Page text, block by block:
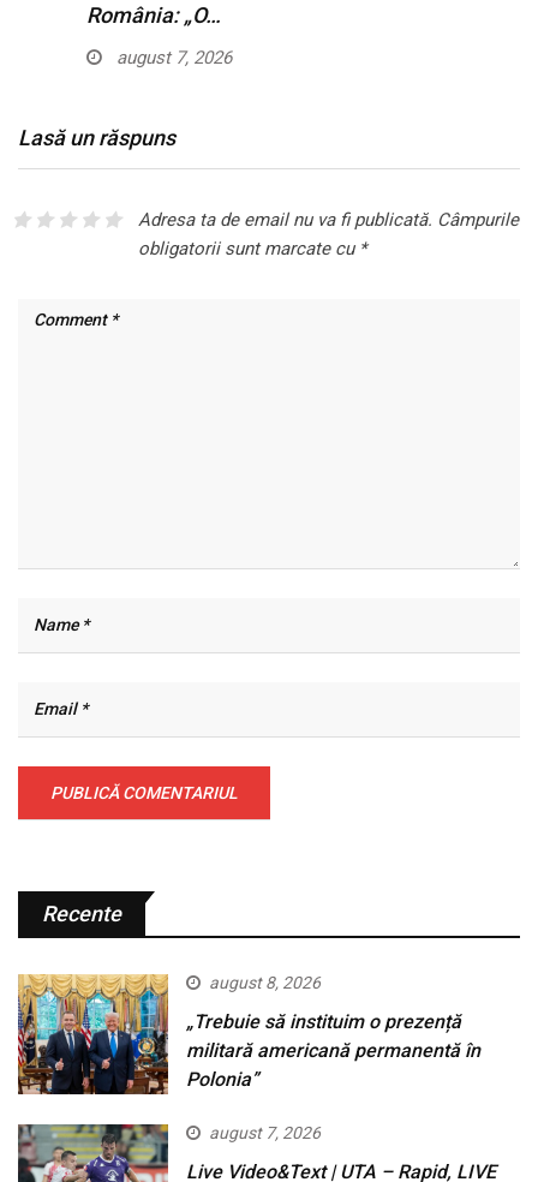
România: „O…
august 7, 2026
Lasă un răspuns
Adresa ta de email nu va fi publicată. Câmpurile
obligatorii sunt marcate cu *
Recente
august 8, 2026
„Trebuie să instituim o prezență
militară americană permanentă în
Polonia”
august 7, 2026
Live Video&Text | UTA – Rapid, LIVE